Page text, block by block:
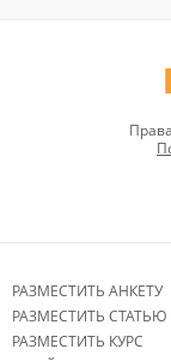
РАЗМЕСТИТЬ АНКЕТУ
РАЗМЕСТИТЬ СТАТЬЮ
РАЗМЕСТИТЬ КУРС